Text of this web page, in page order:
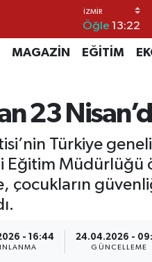
Öğle 13:22
MAGAZİN EĞİTİM
23
Türkiye
Eğitim Müdürlüğü
çocukların
- 16:44 24.04.2026 -
GÜNCELLEME